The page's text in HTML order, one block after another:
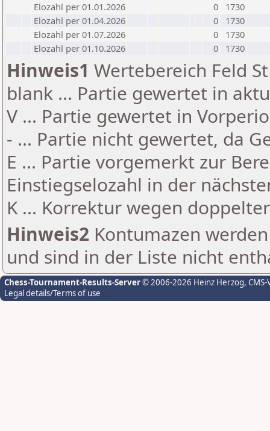
Elozahl per 01.01.2026
0
1730
Elozahl per 01.04.2026
0
1730
Elozahl per 01.07.2026
0
1730
Elozahl per 01.10.2026
0 1730
Hinweis1 Wertebereich Feld
blank ... Partie gewertet in
V ... Partie gewertet in
- ... Partie nicht gewertet, da
E ... Partie vorgemerkt zur
Einstiegselozahl in der
K ... Korrektur wegen
Hinweis2 Kontumazen
und sind in der Liste nicht
Chess-Tournament-Results-Server© 2006-2026 Heinz Herzog,
Legal details/Terms of use